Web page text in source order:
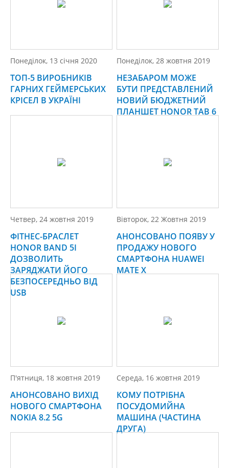
Понеділок, 13 січня 2020
ТОП-5 ВИРОБНИКІВ
ГАРНИХ ГЕЙМЕРСЬКИХ
КРІСЕЛ В УКРАЇНІ
Понеділок, 28 жовтня 2019
НЕЗАБАРОМ МОЖЕ
БУТИ ПРЕДСТАВЛЕНИЙ
НОВИЙ БЮДЖЕТНИЙ
ПЛАНШЕТ HONOR TAB 6
Четвер, 24 жовтня 2019
ФІТНЕС-БРАСЛЕТ
HONOR BAND 5I
ДОЗВОЛИТЬ
ЗАРЯДЖАТИ ЙОГО
БЕЗПОСЕРЕДНЬО ВІД
USB
Вівторок, 22 Жовтня 2019
АНОНСОВАНО ПОЯВУ У
ПРОДАЖУ НОВОГО
СМАРТФОНА HUAWEI
MATE X
П'ятниця, 18 жовтня 2019
АНОНСОВАНО ВИХІД
НОВОГО СМАРТФОНА
NOKIA 8.2 5G
Середа, 16 жовтня 2019
КОМУ ПОТРІБНА
ПОСУДОМИЙНА
МАШИНА (ЧАСТИНА
ДРУГА)